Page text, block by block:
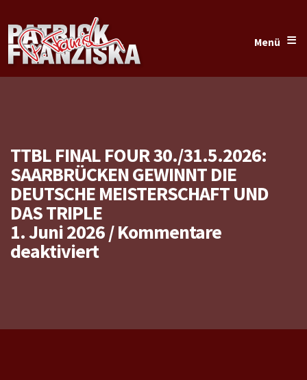
Menü ≡
TTBL FINAL FOUR 30./31.5.2026:
SAARBRÜCKEN GEWINNT DIE
DEUTSCHE MEISTERSCHAFT UND
DAS TRIPLE
1. Juni 2026/Kommentare
deaktiviertfür
30./31.5.2026: